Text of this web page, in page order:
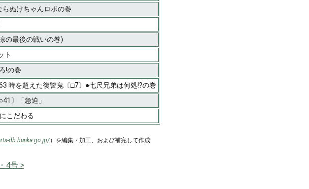
ぬけちゃんロボの巻
の最後の戦いの巻)
ト
!の巻
時を超えた復讐鬼〔□7〕●七尺兄弟は何処!?の巻
〕「急迫」
こだわる
db.bunka.go.jp/）を編集・加工、および補完して作成
4号